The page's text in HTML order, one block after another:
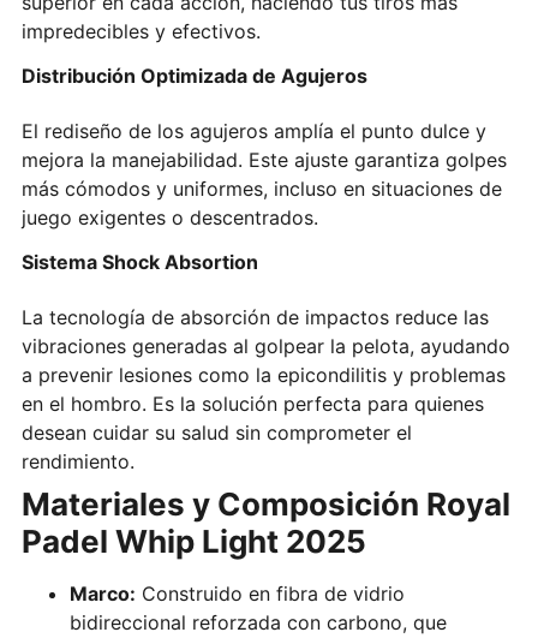
impredecibles y efectivos.
Distribución Optimizada de Agujeros
El rediseño de los agujeros amplía el punto dulce y
mejora la manejabilidad. Este ajuste garantiza golpes
más cómodos y uniformes, incluso en situaciones de
juego exigentes o descentrados.
Sistema Shock Absortion
La tecnología de absorción de impactos reduce las
vibraciones generadas al golpear la pelota, ayudando
a prevenir lesiones como la epicondilitis y problemas
en el hombro. Es la solución perfecta para quienes
desean cuidar su salud sin comprometer el
rendimiento.
Materiales y Composición Royal
Padel Whip Light 2025
Marco: Construido en fibra de vidrio
bidireccional reforzada con carbono, que